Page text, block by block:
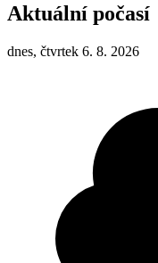
Aktuální počasí
dnes, čtvrtek 6. 8. 2026